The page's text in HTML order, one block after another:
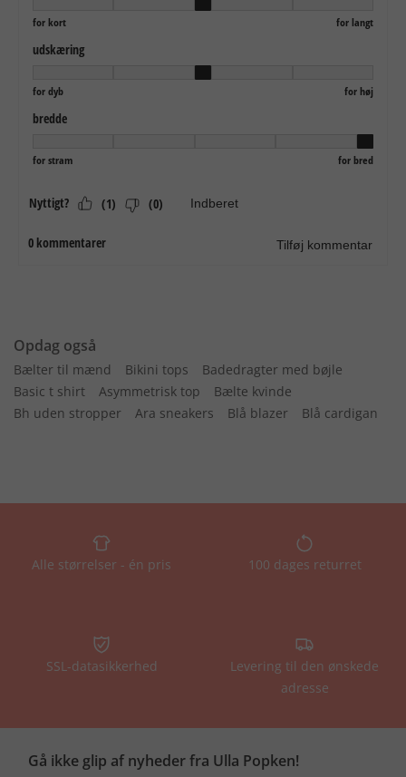
Opdag også
Bælter til mænd Bikini tops
Badedragter med bøjle
Basic t shirt
Asymmetrisk top
Bælte kvinde
Bh uden stropper
Ara sneakers Blå blazer Blå cardigan
Alle størrelser - én pris 100 dages returret
SSL-datasikkerhed
Levering til den ønskede
adresse
Gå ikke glip af nyheder fra Ulla Popken!